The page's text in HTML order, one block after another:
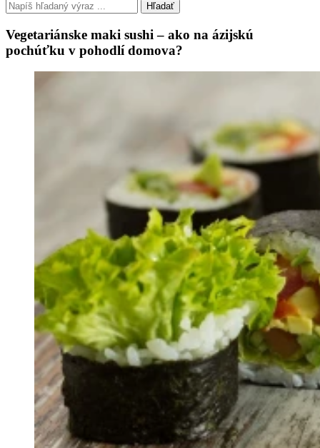
Hľadať
Vegetariánske maki sushi – ako na ázijskú
pochúťku v pohodlí domova?